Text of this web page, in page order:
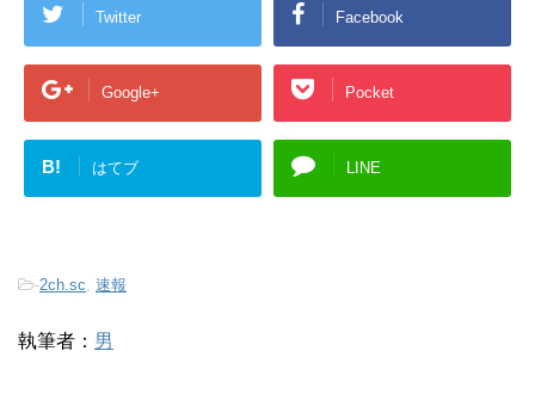
Twitter Facebook
Google+ Pocket
B! はてブ LINE
-2ch.sc 速報
執筆者： 男